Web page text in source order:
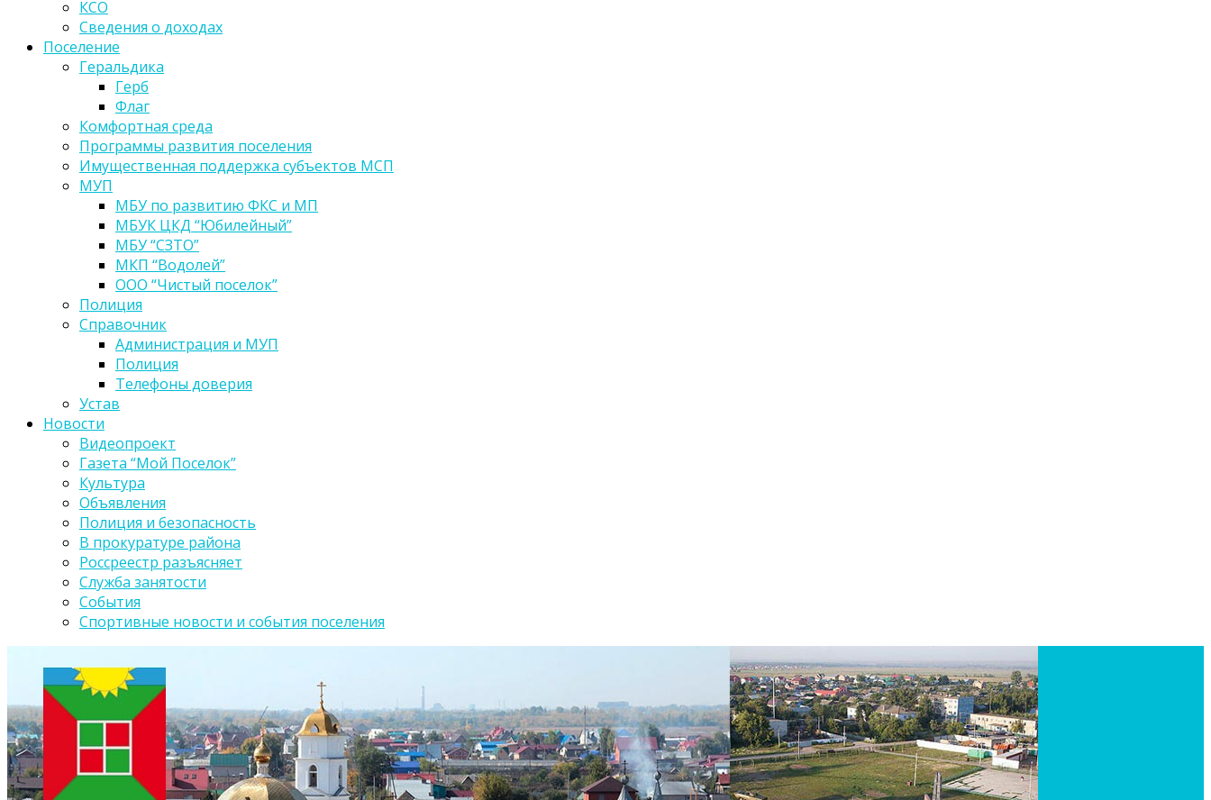
КСО
Сведения о доходах
Поселение
Геральдика
Герб
Флаг
Комфортная среда
Программы развития поселения
Имущественная поддержка субъектов МСП
МУП
МБУ по развитию ФКС и МП
МБУК ЦКД “Юбилейный”
МБУ “СЗТО”
МКП “Водолей”
ООО “Чистый поселок”
Полиция
Справочник
Администрация и МУП
Полиция
Телефоны доверия
Устав
Новости
Видеопроект
Газета “Мой Поселок”
Культура
Объявления
Полиция и безопасность
В прокуратуре района
Россреестр разъясняет
Служба занятости
События
Спортивные новости и события поселения